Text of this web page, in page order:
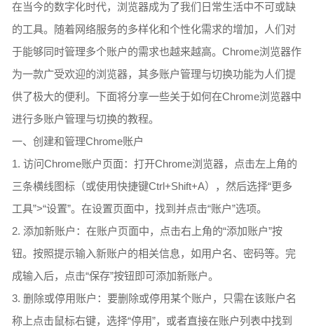
在当今的数字化时代，浏览器成为了我们日常生活中不可或缺
的工具。随着网络服务的多样化和个性化需求的增加，人们对
于能够同时管理多个账户的需求也越来越高。Chrome浏览器作
为一款广受欢迎的浏览器，其多账户管理与切换功能为人们提
供了极大的便利。下面将分享一些关于如何在Chrome浏览器中
进行多账户管理与切换的教程。
一、创建和管理Chrome账户
1. 访问Chrome账户页面：打开Chrome浏览器，点击左上角的
三条横线图标（或使用快捷键Ctrl+Shift+A），然后选择“更多
工具”>“设置”。在设置页面中，找到并点击“账户”选项。
2. 添加新账户：在账户页面中，点击右上角的“添加账户”按
钮。按照提示输入新账户的相关信息，如用户名、密码等。完
成输入后，点击“保存”按钮即可添加新账户。
3. 删除或停用账户：要删除或停用某个账户，只需在该账户名
称上点击鼠标右键，选择“停用”，或者直接在账户列表中找到